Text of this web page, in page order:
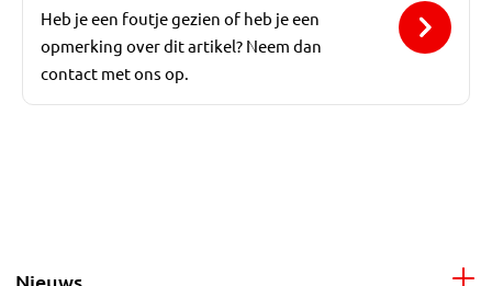
Heb je een foutje gezien of heb je een
opmerking over dit artikel? Neem dan
contact met ons op.